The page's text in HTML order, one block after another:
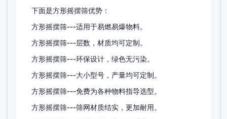
下面是方形摇摆筛优势：
方形摇摆筛---适用于易燃易爆物料。
方形摇摆筛---层数，材质均可定制。
方形摇摆筛---环保设计，绿色无污染。
方形摇摆筛---大小型号，产量均可定制。
方形摇摆筛---免费为各种物料指导选型。
方形摇摆筛---筛网材质结实，更加耐用。